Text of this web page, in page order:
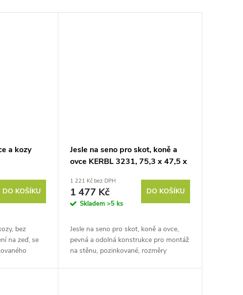
a kozy
DO KOŠÍKU
bez
na zeď, se
Jesle na seno pro skot, koně a
ovce KERBL 3231, 75,3 x 47,5 x
1 221 Kč bez DPH
1 477 Kč
Skladem >5 ks
DO KOŠÍKU
Jesle na seno pro skot, koně a ovce,
pevná a odolná konstrukce pro montáž
na stěnu, pozinkované, rozměry